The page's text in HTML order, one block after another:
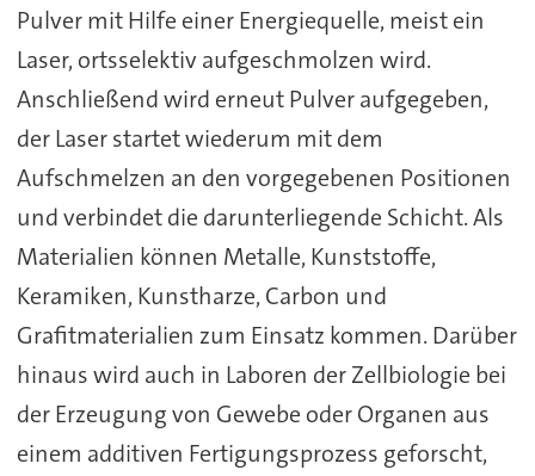
Pulver mit Hilfe einer Energiequelle, meist ein
Laser, ortsselektiv aufgeschmolzen wird.
Anschließend wird erneut Pulver aufgegeben,
der Laser startet wiederum mit dem
Aufschmelzen an den vorgegebenen Positionen
und verbindet die darunterliegende Schicht. Als
Materialien können Metalle, Kunststoffe,
Keramiken, Kunstharze, Carbon und
Grafitmaterialien zum Einsatz kommen. Darüber
hinaus wird auch in Laboren der Zellbiologie bei
der Erzeugung von Gewebe oder Organen aus
einem additiven Fertigungsprozess geforscht,